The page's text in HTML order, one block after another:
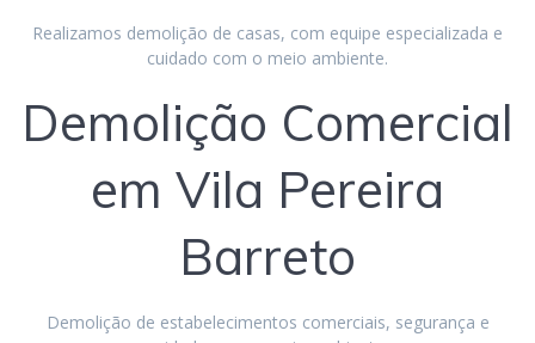
Realizamos demolição de casas, com equipe especializada e
cuidado com o meio ambiente.
Demolição Comercial
em Vila Pereira
Barreto
Demolição de estabelecimentos comerciais, segurança e